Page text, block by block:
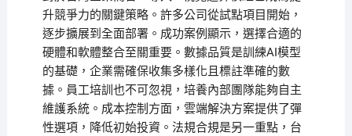
升競爭力的關鍵策略。許多公司從試點項目開始，
逐步擴展到全面部署。成功案例顯示，選擇合適的
硬體和軟體整合至關重要。數據品質是訓練AI模型
的基礎，企業需確保收集多樣化且標註準確的數
據。員工培訓也不可忽視，培養內部團隊能夠自主
維護系統。成本控制方面，雲端解決方案提供了彈
性選項，降低初始投資。法規合規是另一重點，台